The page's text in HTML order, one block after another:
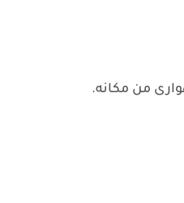
من مكانه.